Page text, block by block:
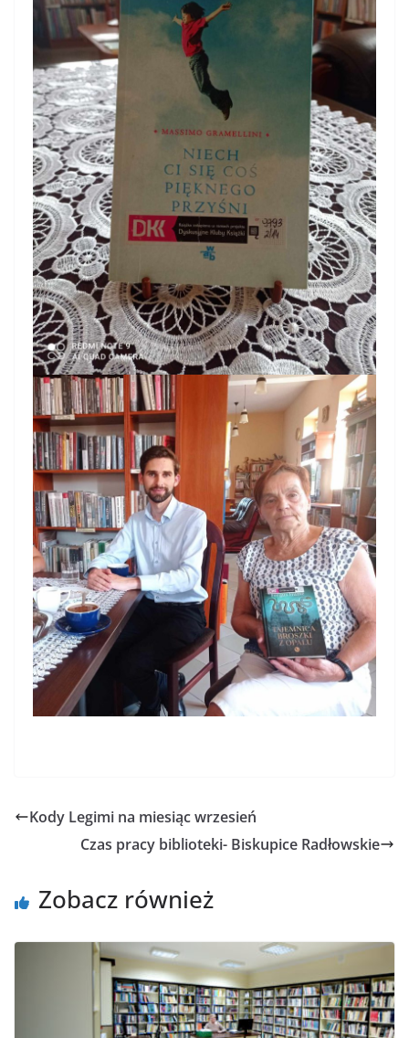
Kody Legimi na miesiąc wrzesień
Czas pracy biblioteki- Biskupice Radłowskie
Zobacz również